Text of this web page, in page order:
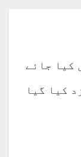
کیا جائے
کیا گیا